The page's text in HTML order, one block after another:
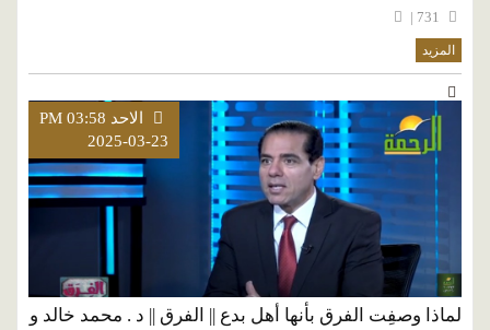
المزيد
الاحد PM 03:58
2025-03-23
لماذا وصفِت الفرق بأنها أهل بدع || الفرق || د . محمد خالد و